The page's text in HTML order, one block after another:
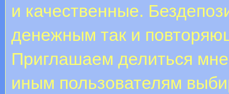
и качественные.
денежным так и
Приглашаем делиться
иным пользователям